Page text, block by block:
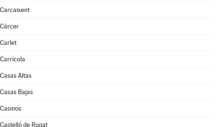
Carcaixent
Càrcer
Carlet
Carrícola
Casas Altas
Casas Bajas
Casinos
Castelló de Rugat